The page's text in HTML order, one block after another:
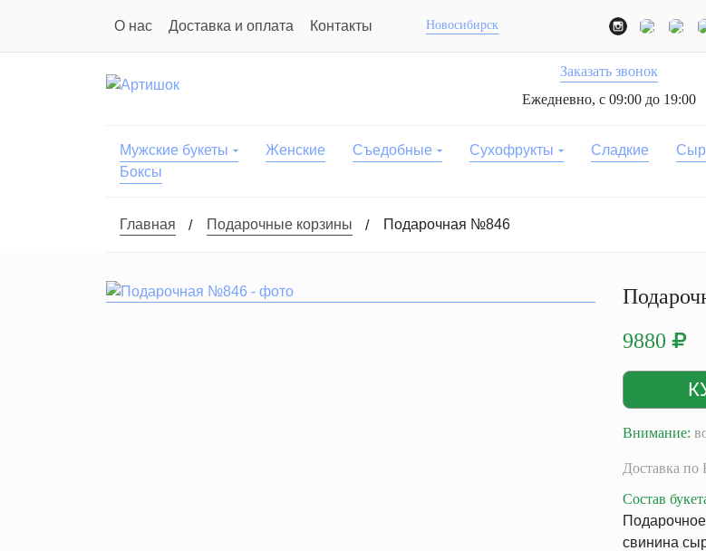
О нас Доставка и оплата Контакты Новосибирск
Заказать звонок
Ежедневно, с 09:00 до 19:00
Мужские букеты Женские Съедобные Сухофрукты Сладкие
Боксы
Главная Подарочные корзины Подарочная №846
9880
Внимание:
Доставка по
Состав
свинина